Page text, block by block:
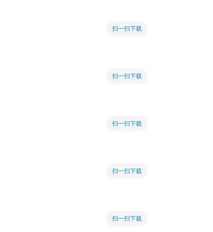
扫一扫下载
扫一扫下载
扫一扫下载
扫一扫下载
扫一扫下载